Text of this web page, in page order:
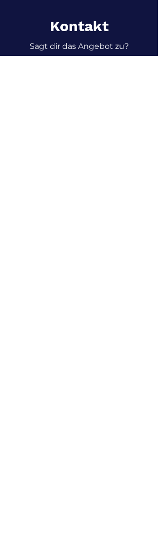
Kontakt
Sagt dir das Angebot zu?